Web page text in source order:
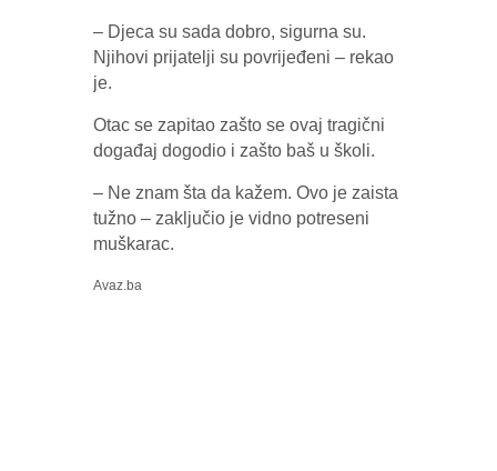
– Djeca su sada dobro, sigurna su.
Njihovi prijatelji su povrijeđeni – rekao
je.
Otac se zapitao zašto se ovaj tragični
događaj dogodio i zašto baš u školi.
– Ne znam šta da kažem. Ovo je zaista
tužno – zaključio je vidno potreseni
muškarac.
Avaz.ba